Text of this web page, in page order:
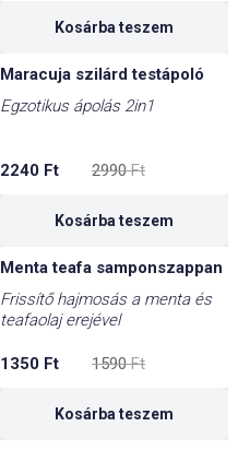
Kosárba teszem
Maracuja szilárd testápoló
Egzotikus ápolás 2in1
2990Ft
price
2240 Ft
price
Kosárba teszem
-15%
Menta teafa samponszappan
Frissítő hajmosás a menta és
teafaolaj erejével
1590Ft
price
1350 Ft
price
Kosárba teszem